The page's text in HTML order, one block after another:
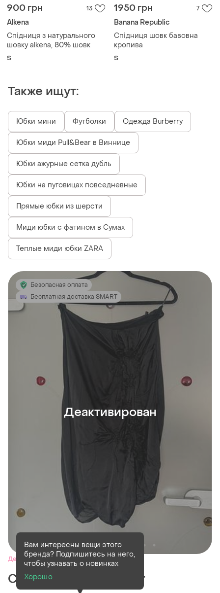
900 грн 13
Alkena
Спідниця з натурального
шовку alkena, 80% шовк
S
1950 грн 7
Banana Republic
Спідниця шовк бавовна
кропива
S
Также ищут:
Юбки мини Футболки Одежда Burberry
Юбки миди Pull&Bear в Виннице
Юбки ажурные сетка дубль
Юбки на пуговицах повседневные
Прямые юбки из шерсти
Миди юбки с фатином в Сумах
Теплые миди юбки ZARA
Безопасная оплата
Бесплатная доставка SMART
Деактивирован
Деактивирован 1 шт
Спідниця шовк gaultier
Вам интересны вещи этого
бренда? Подпишитесь на него,
чтобы узнавать о новинках
Хорошо